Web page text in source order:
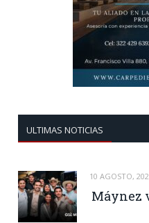
ULTIMAS NOTICIAS
10 AGOSTO,
Máynez